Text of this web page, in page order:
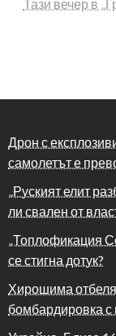
Тази вечер в
Дрон с
самолетът е
„Руският елит
ли свален от
„Топлофикация
се стигна дотук?
Хирошима
бомбардировка с